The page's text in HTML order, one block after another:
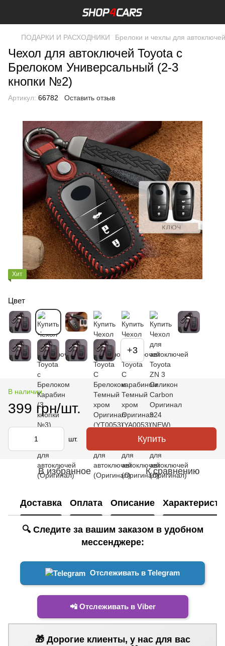
ПОДАРКИ И РАСХОДНИКИ Брелоки и чехлы для автоключей
Чехол для автоключей Toyota с
Брелоком Универсальный (2-3
кнопки №2)
Артикул: 66782 Оставить отзыв
Хит
Цвет
+3
В наличии
399 грн/шт.
шт. Купить
В избранное К сравнению
Доставка Оплата Описание
🔍 Следите за вашим заказом в удобном
мессенджере:
Отслеживать в Telegram
📲 Отслеживать в Viber
🎁 Дорогие клиенты, у нас для вас